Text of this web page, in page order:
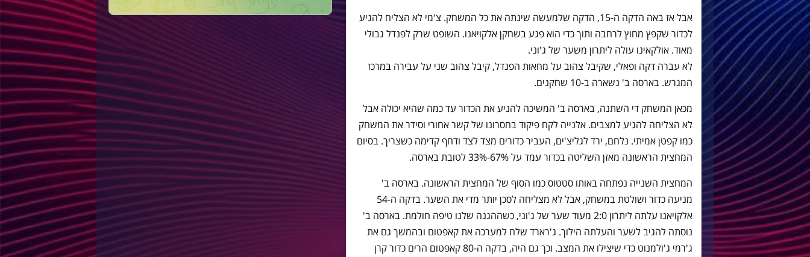
אבל אז באה הדקה ה-15, הדקה שלמעשה שינתה את כל המשחק. צ'מי לא הצליח להגיע
לכדור שקפץ מחוץ לרחבה ותוך כדי הוא פגע בשחקן אלקויאנו. השופט שרק לפנדל גבולי
מאוד. אולקאינו עולה ליתרון משער של ג'וני.
לא עברה דקה ופאלי, שקיבל צהוב על מחאות הפנדל, קיבל צהוב שני על עבירה במרכז
המגרש. בארסה ב' נשארה ב-10 שחקנים.
מכאן המשחק די השתנה, בארסה ב' המשיכה להניע את הכדור עד כמה שהיא יכולה אבל
לא הצליחה להגיע למצבים. אלנייה לקח פיקוד בחסרונו של קשר אחורי וסידר את המשחק
כמו קפטן אמיתי. נלחם, ירד לגליצ'ים, העביר כדורים מצד לצד ודחף קדימה כשצריך. בסיום
המחצית הראשונה מאזן השליטה בכדור עמד על 67%-33% לטובת בארסה.
המחצית השנייה נפתחה באותו סטטוס כמו הסוף של המחצית הראשונה. בארסה ב'
מניעה כדור ושולטת במשחק, אבל לא מצליחה לסכן יותר מדי את השער. בדקה ה-54
אלקויאנו עלתה ליתרון 2:0 מעוד שער של ג'וני, כשההגנה שלנו טיפה חולמת. בארסה ב'
נוסתה להגיב לשער והעלתה הילוך. ג'רארד שלח למערכה את קאפטום ובהמשך גם את
ג'רמי ג'ולמנוט כדי שיצילו את המצב. וכך גם היה, בדקה ה-80 קאפטום הרים כדור קרן